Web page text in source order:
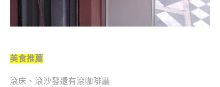
美食推薦
滾床、滾沙發還有滾咖啡廳